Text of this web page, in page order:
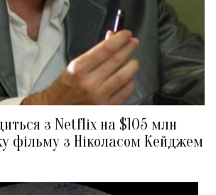
з Netflix на $105 млн
фільму з Ніколасом Кейджем